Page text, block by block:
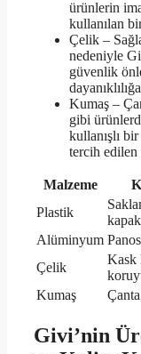
ürünlerin
kullanılan
Çelik –
nedeniyle
güvenlik
Kumaş –
gibi
kullanışlı
tercih edilen
Malzeme
Plastik
kapak
Alüminyum
Çelik
Kask
Kumaş
Givi’nin